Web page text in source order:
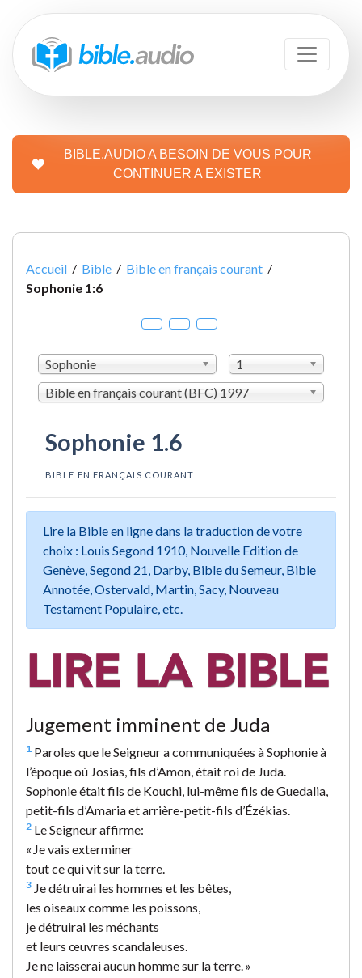
BIBLE.AUDIO A BESOIN DE VOUS POUR
CONTINUER A EXISTER
Accueil / Bible / Bible en français courant /
Sophonie 1:6
Sophonie
1
Bible en français courant (BFC) 1997
Sophonie 1.6
BIBLE EN FRANÇAIS COURANT
Lire la Bible en ligne dans la traduction de votre
choix : Louis Segond 1910, Nouvelle Edition de
Genève, Segond 21, Darby, Bible du Semeur, Bible
Annotée, Ostervald, Martin, Sacy, Nouveau
Testament Populaire, etc.
Jugement imminent de Juda
1 Paroles que le Seigneur a communiquées à Sophonie à
l’époque où Josias, fils d’Amon, était roi de Juda.
Sophonie était fils de Kouchi, lui-même fils de Guedalia,
petit-fils d’Amaria et arrière-petit-fils d’Ézékias.
2 Le Seigneur affirme:
« Je vais exterminer
tout ce qui vit sur la terre.
3 Je détruirai les hommes et les bêtes,
les oiseaux comme les poissons,
je détruirai les méchants
et leurs œuvres scandaleuses.
Je ne laisserai aucun homme sur la terre. »